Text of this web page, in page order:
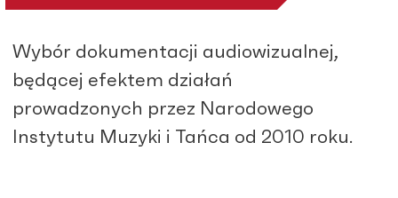
Wybór dokumentacji audiowizualnej,
będącej efektem działań
prowadzonych przez Narodowego
Instytutu Muzyki i Tańca od 2010 roku.